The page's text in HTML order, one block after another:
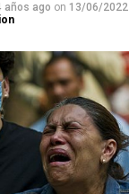
años ago on 13/06/2022